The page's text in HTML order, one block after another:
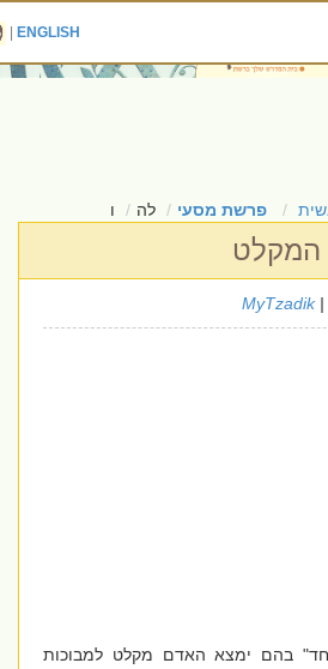
ENGLISH
|
פרשת מסעי לה ו
בהם ימצא האדם מקלט למבוכות